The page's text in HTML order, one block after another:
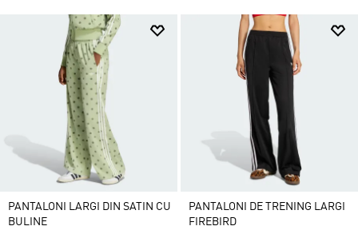
PANTALONI LARGI DIN SATIN CU
BULINE
PANTALONI DE TRENING LARGI
FIREBIRD